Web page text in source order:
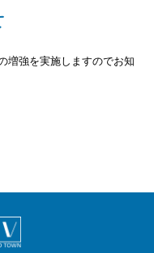
増強を実施しますのでお知